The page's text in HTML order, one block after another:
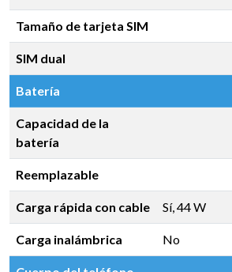
Tamaño de tarjeta SIM
SIM dual
Batería
Capacidad de la
batería
Reemplazable
Carga rápida con cable Sí, 44 W
Carga inalámbrica No